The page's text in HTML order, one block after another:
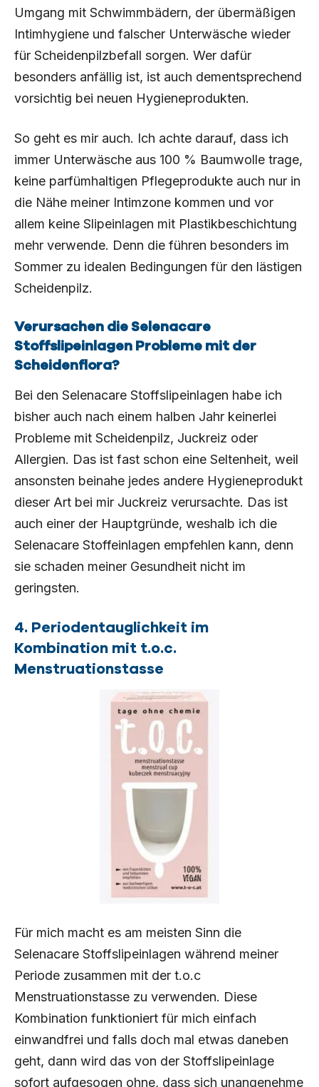
Umgang mit Schwimmbädern, der übermäßigen
Intimhygiene und falscher Unterwäsche wieder
für Scheidenpilzbefall sorgen. Wer dafür
besonders anfällig ist, ist auch dementsprechend
vorsichtig bei neuen Hygieneprodukten.
So geht es mir auch. Ich achte darauf, dass ich
immer Unterwäsche aus 100 % Baumwolle trage,
keine parfümhaltigen Pflegeprodukte auch nur in
die Nähe meiner Intimzone kommen und vor
allem keine Slipeinlagen mit Plastikbeschichtung
mehr verwende. Denn die führen besonders im
Sommer zu idealen Bedingungen für den lästigen
Scheidenpilz.
Verursachen die Selenacare
Stoffslipeinlagen Probleme mit der
Scheidenflora?
Bei den Selenacare Stoffslipeinlagen habe ich
bisher auch nach einem halben Jahr keinerlei
Probleme mit Scheidenpilz, Juckreiz oder
Allergien. Das ist fast schon eine Seltenheit, weil
ansonsten beinahe jedes andere Hygieneprodukt
dieser Art bei mir Juckreiz verursachte. Das ist
auch einer der Hauptgründe, weshalb ich die
Selenacare Stoffeinlagen empfehlen kann, denn
sie schaden meiner Gesundheit nicht im
geringsten.
4. Periodentauglichkeit im
Kombination mit t.o.c.
Menstruationstasse
Für mich macht es am meisten Sinn die
Selenacare Stoffslipeinlagen während meiner
Periode zusammen mit der t.o.c
Menstruationstasse zu verwenden. Diese
Kombination funktioniert für mich einfach
einwandfrei und falls doch mal etwas daneben
geht, dann wird das von der Stoffslipeinlage
sofort aufgesogen ohne, dass sich unangenehme